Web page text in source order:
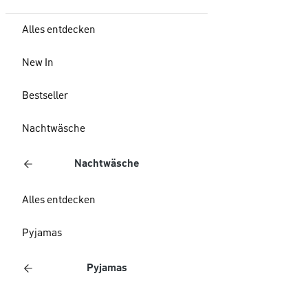
Alles entdecken
New In
Bestseller
Nachtwäsche
Nachtwäsche
Alles entdecken
Pyjamas
Pyjamas